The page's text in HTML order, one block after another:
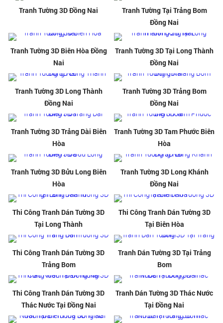
Tranh Tường 3D Đồng Nai
Tranh Tường Tại Trảng Bom
Đồng Nai
Tranh Tường 3D Biên Hòa Đồng
Nai
Tranh Tường 3D Tại Long Thành
Đồng Nai
Tranh Tường 3D Long Thành
Đồng Nai
Tranh Tường 3D Trảng Bom
Đồng Nai
Tranh Tường 3D Trảng Dài Biên
Hòa
Tranh Tường 3D Tam Phước Biên
Hòa
Tranh Tường 3D Bửu Long Biên
Hòa
Tranh Tường 3D Long Khánh
Đồng Nai
Thi Công Tranh Dán Tường 3D
Tại Long Thành
Thi Công Tranh Dán Tường 3D
Tại Biên Hòa
Thi Công Tranh Dán Tường 3D
Trảng Bom
Tranh Dán Tường 3D Tại Trảng
Bom
Thi Công Tranh Dán Tường 3D
Thác Nước Tại Đồng Nai
Tranh Dán Tường 3D Thác Nước
Tại Đồng Nai